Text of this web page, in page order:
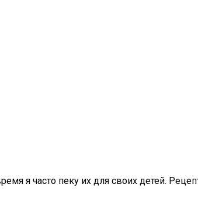
я часто пеку их для своих детей.